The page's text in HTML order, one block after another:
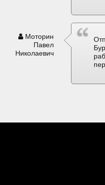
Моторин
Павел
Николаевич